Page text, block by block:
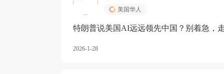
美国华人
特朗普说美国AI远远领先中国？别着急，
2026-1-28